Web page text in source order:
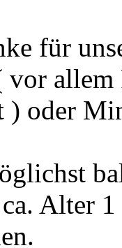
für
vor
oder
Alter